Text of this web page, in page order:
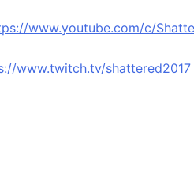
www.youtube.com/c/
www.twitch.tv/shattered2017